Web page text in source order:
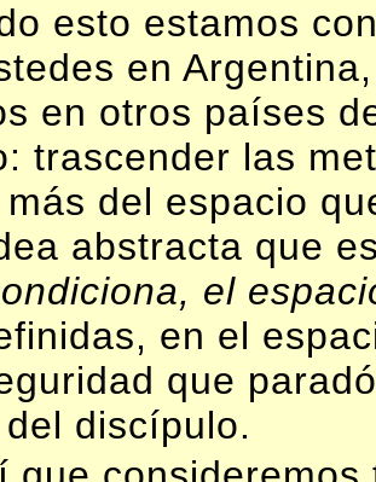
esto estamos
en
en otros países
trascender las
del espacio
abstracta que
el
en el
que
discípulo.